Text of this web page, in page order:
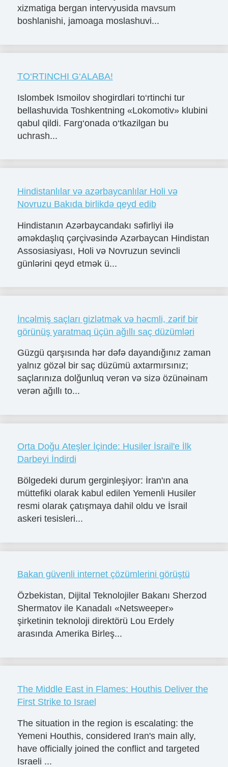
xizmatiga bergan intervyusida mavsum
boshlanishi, jamoaga moslashuvi...
TO‘RTINCHI G‘ALABA!
Islombek Ismoilov shogirdlari to‘rtinchi tur
bellashuvida Toshkentning «Lokomotiv» klubini
qabul qildi. Farg‘onada o‘tkazilgan bu
uchrash...
Hindistanlılar və azərbaycanlılar Holi və
Novruzu Bakıda birlikdə qeyd edib
Hindistanın Azərbaycandakı səfirliyi ilə
əməkdaşlıq çərçivəsində Azərbaycan Hindistan
Assosiasiyası, Holi və Novruzun sevincli
günlərini qeyd etmək ü...
İncəlmiş saçları gizlətmək və həcmli, zərif bir
görünüş yaratmaq üçün ağıllı saç düzümləri
Güzgü qarşısında hər dəfə dayandığınız zaman
yalnız gözəl bir saç düzümü axtarmırsınız;
saçlarınıza dolğunluq verən və sizə özünəinam
verən ağıllı to...
Orta Doğu Ateşler İçinde: Husiler İsrail'e İlk
Darbeyi İndirdi
Bölgedeki durum gerginleşiyor: İran'ın ana
müttefiki olarak kabul edilen Yemenli Husiler
resmi olarak çatışmaya dahil oldu ve İsrail
askeri tesisleri...
Bakan güvenli internet çözümlerini görüştü
Özbekistan, Dijital Teknolojiler Bakanı Sherzod
Shermatov ile Kanadalı «Netsweeper»
şirketinin teknoloji direktörü Lou Erdely
arasında Amerika Birleş...
The Middle East in Flames: Houthis Deliver the
First Strike to Israel
The situation in the region is escalating: the
Yemeni Houthis, considered Iran's main ally,
have officially joined the conflict and targeted
Israeli ...